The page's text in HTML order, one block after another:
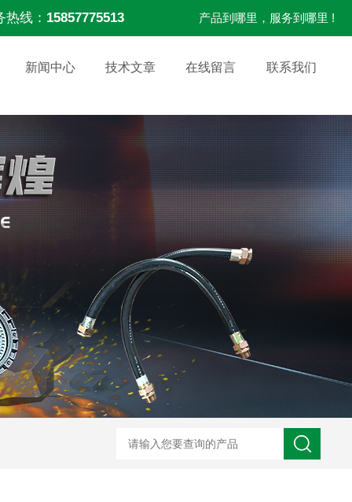
热线： 15857775513 产品到哪里，服务到哪里 !
新闻中心 技术文章 在线留言 联系我们
zcfb系列防爆（电磁启动）配电箱